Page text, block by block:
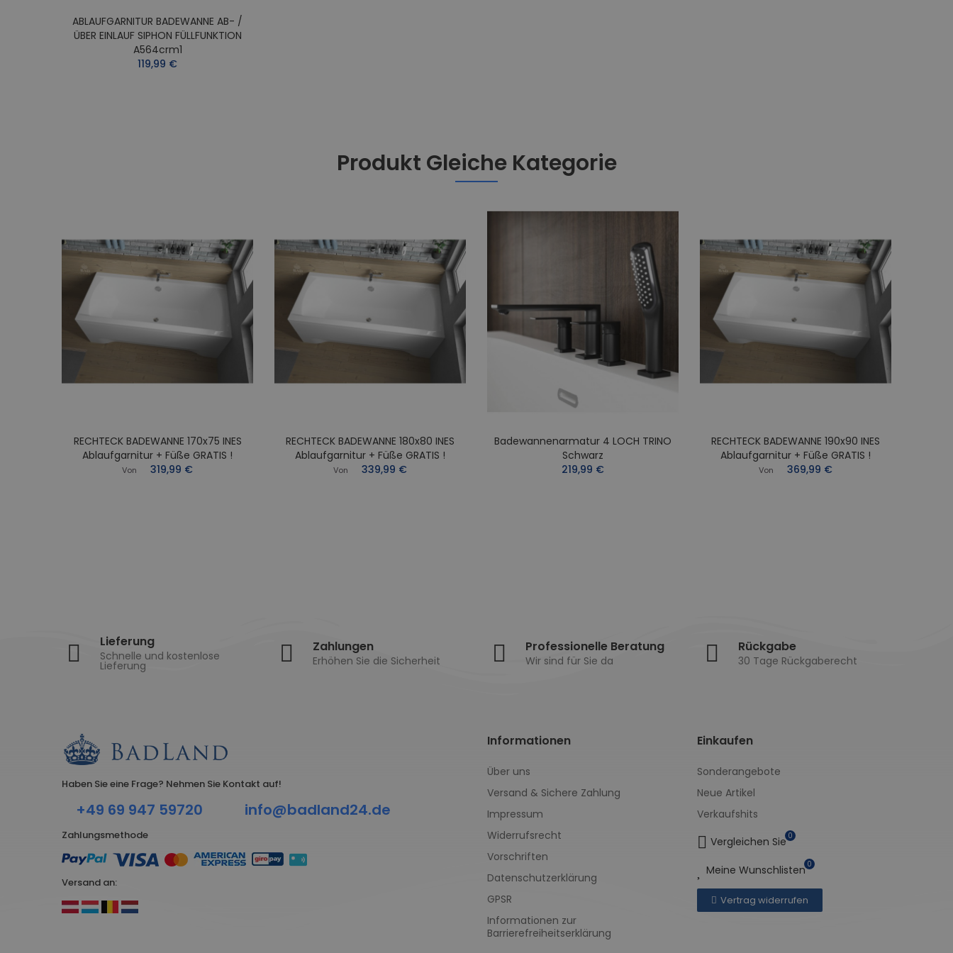
ABLAUFGARNITUR BADEWANNE AB- /
ÜBER EINLAUF SIPHON FÜLLFUNKTION
A564crm1
119,99 €
Produkt Gleiche Kategorie
RECHTECK BADEWANNE 170x75 INES
Ablaufgarnitur + Füße GRATIS !
Von 319,99 €
RECHTECK BADEWANNE 180x80 INES
Ablaufgarnitur + Füße GRATIS !
Von 339,99 €
Badewannenarmatur 4 LOCH TRINO
Schwarz
219,99 €
RECHTECK BADEWANNE 190x90 INES
Ablaufgarnitur + Füße GRATIS !
Von 369,99 €
Lieferung
Schnelle und kostenlose
Lieferung
Zahlungen
Erhöhen Sie die Sicherheit
Professionelle Beratung
Wir sind für Sie da
Rückgabe
30 Tage Rückgaberecht
Haben Sie eine Frage? Nehmen Sie Kontakt auf!
+49 69 947 59720 info@badland24.de
Zahlungsmethode
Versand an:
Informationen
Über uns
Versand & Sichere Zahlung
Impressum
Widerrufsrecht
Vorschriften
Datenschutzerklärung
GPSR
Informationen zur
Barrierefreiheitserklärung
Einkaufen
Sonderangebote
Neue Artikel
Verkaufshits
Vergleichen Sie 0
Meine Wunschlisten 0
Vertrag widerrufen